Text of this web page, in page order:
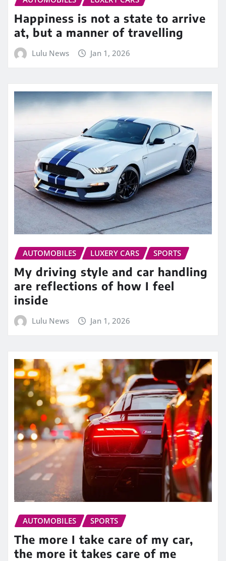
Happiness is not a state to arrive
at, but a manner of travelling
Lulu News Jan 1, 2026
AUTOMOBILES LUXERY CARS SPORTS
My driving style and car handling
are reflections of how I feel
inside
Lulu News Jan 1, 2026
AUTOMOBILES SPORTS
The more I take care of my car,
the more it takes care of me